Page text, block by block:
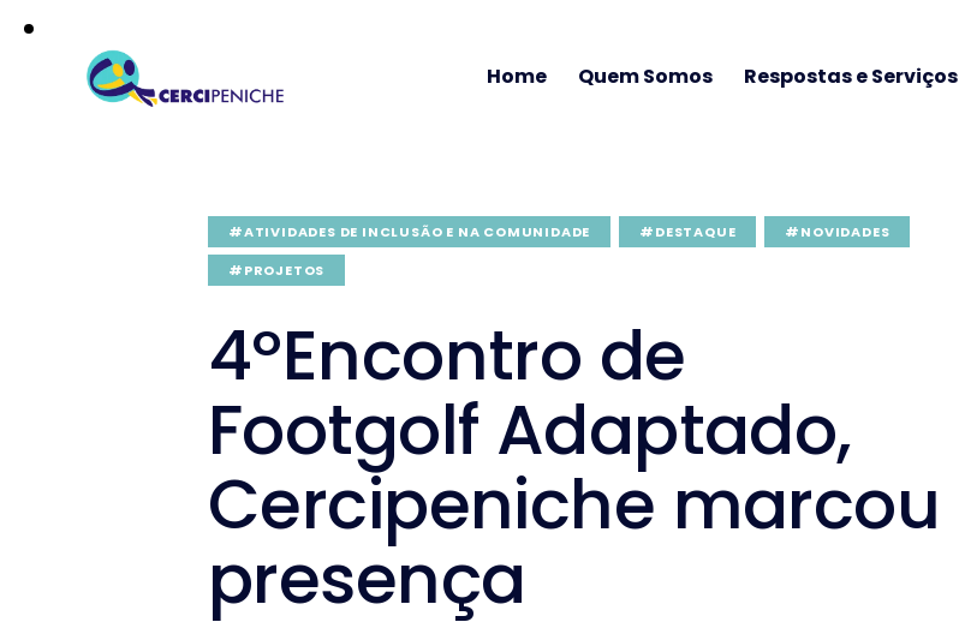
Home Quem Somos Respostas e Serviços
#ATIVIDADES DE INCLUSÃO E NA COMUNIDADE #DESTAQUE
#NOVIDADES
#PROJETOS
4ºEncontro de
Footgolf Adaptado,
Cercipeniche marcou
presença